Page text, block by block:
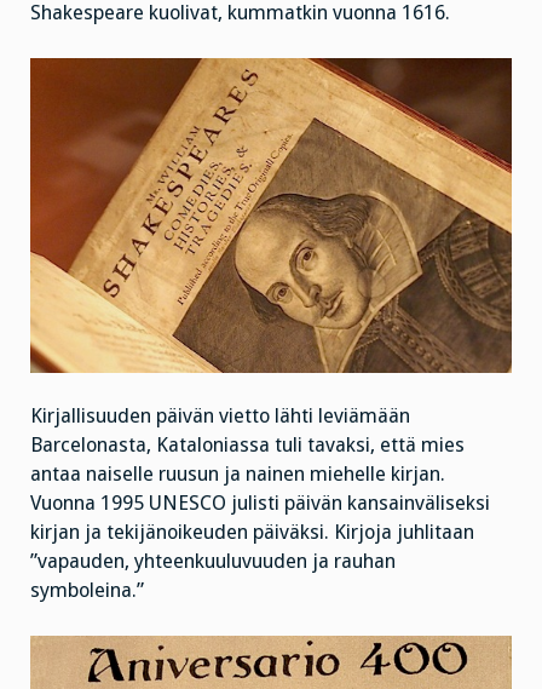
Shakespeare kuolivat, kummatkin vuonna 1616.
Kirjallisuuden päivän vietto lähti leviämään
Barcelonasta, Kataloniassa tuli tavaksi, että mies
antaa naiselle ruusun ja nainen miehelle kirjan.
Vuonna 1995 UNESCO julisti päivän kansainväliseksi
kirjan ja tekijänoikeuden päiväksi. Kirjoja juhlitaan
”vapauden, yhteenkuuluvuuden ja rauhan
symboleina.”